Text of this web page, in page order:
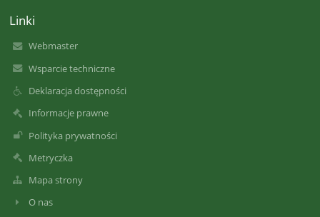
Linki
Webmaster
Wsparcie techniczne
Deklaracja dostępności
Informacje prawne
Polityka prywatności
Metryczka
Mapa strony
O nas